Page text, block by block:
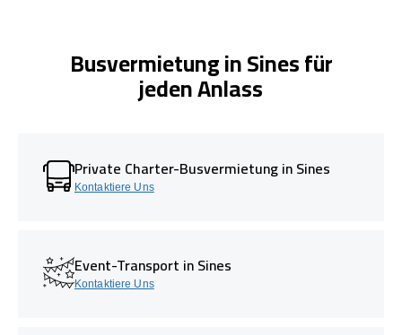
Busvermietung in Sines für
jeden Anlass
Private Charter-Busvermietung in Sines
Kontaktiere Uns
Event-Transport in Sines
Kontaktiere Uns